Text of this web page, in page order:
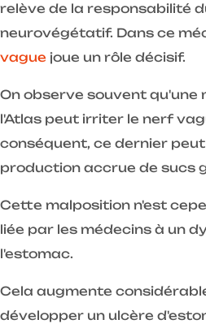
relève de la responsabilité
neurovégétatif. Dans ce
vague joue un rôle décisif.
On observe souvent qu'une
l'Atlas peut irriter le nerf
conséquent, ce dernier
production accrue de sucs
Cette malposition n'est
liée par les médecins à un
l'estomac.
Cela augmente
développer un ulcère